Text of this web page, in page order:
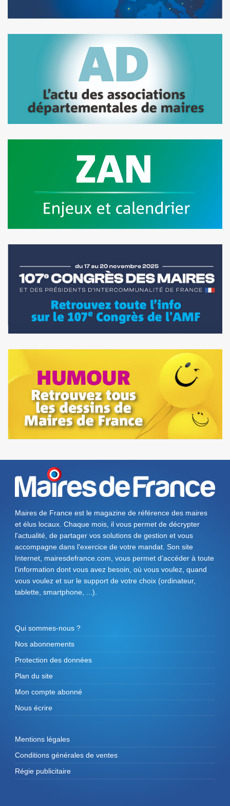
Maires de France est le magazine de référence des maires
et élus locaux. Chaque mois, il vous permet de décrypter
l'actualité, de partager vos solutions de gestion et vous
accompagne dans l'exercice de votre mandat. Son site
Internet, mairesdefrance.com, vous permet d’accéder à toute
l'information dont vous avez besoin, où vous voulez, quand
vous voulez et sur le support de votre choix (ordinateur,
tablette, smartphone, ...).
Qui sommes-nous ?
Nos abonnements
Protection des données
Plan du site
Mon compte abonné
Nous écrire
Mentions légales
Conditions générales de ventes
Régie publicitaire